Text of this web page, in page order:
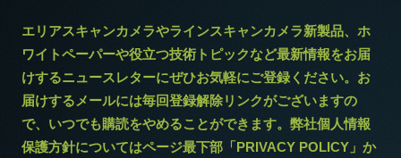
* 12bit出力でお使いになる場合一部の映像処理機能は使用できませ
ん。
エリアスキャンカメラやラインスキャンカメラ新製品、ホ
ワイトペーパーや役立つ技術トピックなど最新情報をお届
けするニュースレターにぜひお気軽にご登録ください。お
届けするメールには毎回登録解除リンクがございますの
で、いつでも購読をやめることができます。弊社個人情報
保護方針についてはページ最下部「PRIVACY POLICY」か